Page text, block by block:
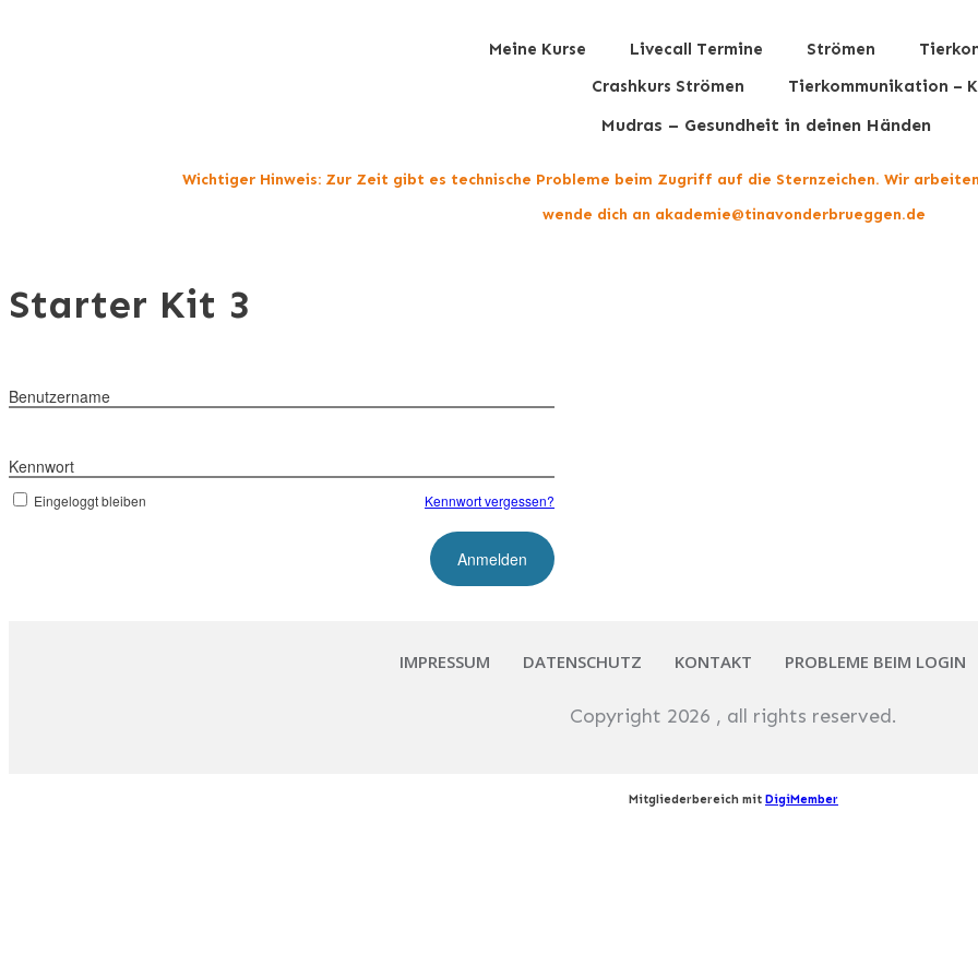
Meine Kurse Livecall Termine Strömen
Crashkurs Strömen
Tierkommunikation –
Mudras – Gesundheit in deinen Händen
Wichtiger Hinweis: Zur Zeit gibt es technische Probleme beim Zugriff auf die Sternzeichen. Wir
wende dich an akademie@tinavonderbrueggen.de
Starter Kit 3
Benutzername
Kennwort
Eingeloggt bleiben Kennwort vergessen?
IMPRESSUM DATENSCHUTZ KONTAKT PROBLEME BEIM LOGIN
Copyright 2026 , all rights reserved.
Mitgliederbereich mit DigiMember